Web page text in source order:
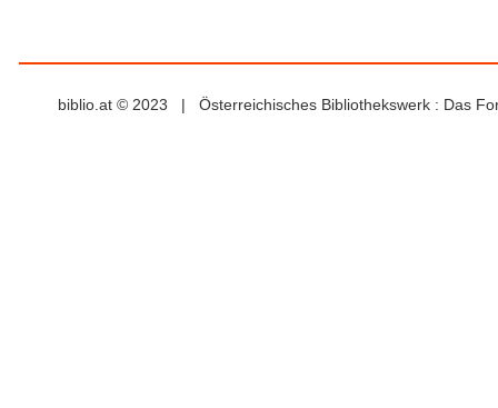
biblio.at © 2023 | Österreichisches Bibliothekswerk : Das